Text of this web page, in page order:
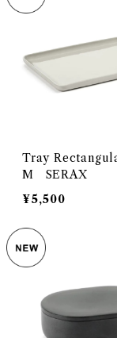
Tray
M SERAX
¥5,500